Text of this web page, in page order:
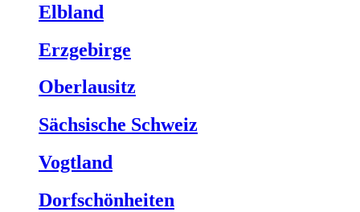
Elbland
Erzgebirge
Oberlausitz
Sächsische Schweiz
Vogtland
Dorfschönheiten